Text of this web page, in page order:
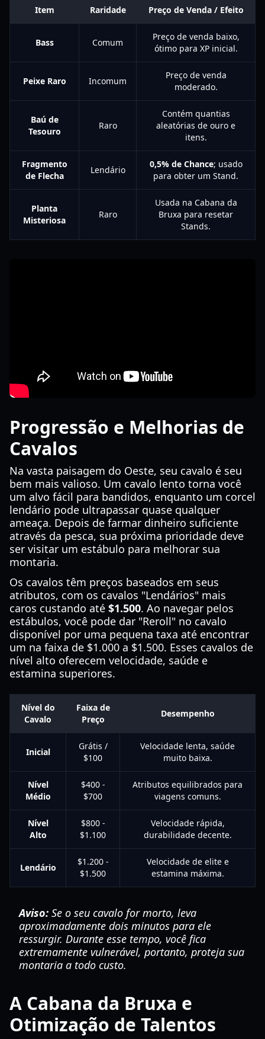
Item Raridade Preço de Venda / Efeito
Bass Comum
Preço de venda baixo,
ótimo para XP inicial.
Peixe Raro Incomum
Preço de venda
moderado.
Baú de
Tesouro
Raro
Contém quantias
aleatórias de ouro e
itens.
Fragmento
de Flecha
Lendário
0,5% de Chance; usado
para obter um Stand.
Planta
Misteriosa
Raro
Usada na Cabana da
Bruxa para resetar
Stands.
Progressão e Melhorias de
Cavalos
Na vasta paisagem do Oeste, seu cavalo é seu
bem mais valioso. Um cavalo lento torna você
um alvo fácil para bandidos, enquanto um corcel
lendário pode ultrapassar quase qualquer
ameaça. Depois de farmar dinheiro suficiente
através da pesca, sua próxima prioridade deve
ser visitar um estábulo para melhorar sua
montaria.
Os cavalos têm preços baseados em seus
atributos, com os cavalos "Lendários" mais
caros custando até $1.500. Ao navegar pelos
estábulos, você pode dar "Reroll" no cavalo
disponível por uma pequena taxa até encontrar
um na faixa de $1.000 a $1.500. Esses cavalos de
nível alto oferecem velocidade, saúde e
estamina superiores.
Nível do
Cavalo
Faixa de
Preço
Desempenho
Inicial
Grátis /
$100
Velocidade lenta, saúde
muito baixa.
Nível
Médio
$400 -
$700
Atributos equilibrados para
viagens comuns.
Nível
Alto
$800 -
$1.100
Velocidade rápida,
durabilidade decente.
Lendário
$1.200 -
$1.500
Velocidade de elite e
estamina máxima.
Aviso: Se o seu cavalo for morto, leva
aproximadamente dois minutos para ele
ressurgir. Durante esse tempo, você fica
extremamente vulnerável, portanto, proteja sua
montaria a todo custo.
A Cabana da Bruxa e
Otimização de Talentos